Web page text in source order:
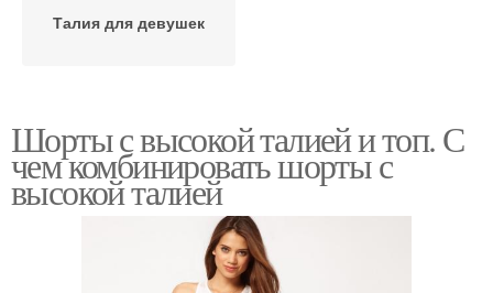
Талия для девушек
Шорты с высокой талией и топ. С
чем комбинировать шорты с
высокой талией